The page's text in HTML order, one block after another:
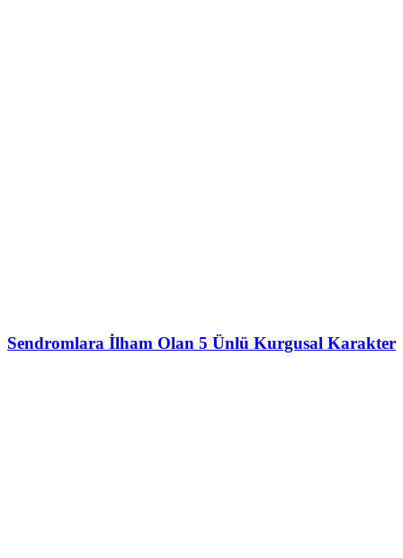
Sendromlara İlham Olan 5 Ünlü Kurgusal Karakter